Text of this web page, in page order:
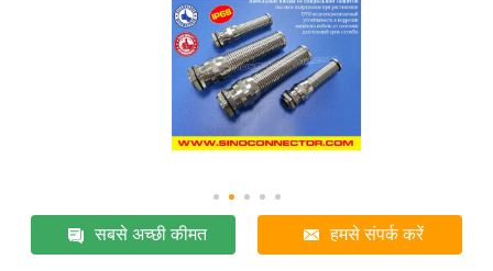
सबसे अच्छी कीमत हमसे संपर्क करें